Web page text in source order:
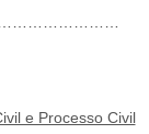
e Processo Civil